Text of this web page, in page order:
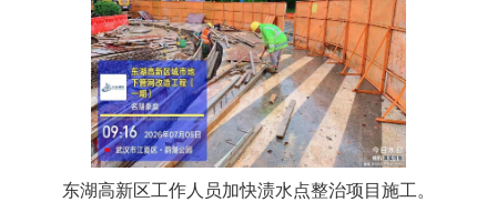
东湖高新区工作人员加快渍水点整治项目施工。